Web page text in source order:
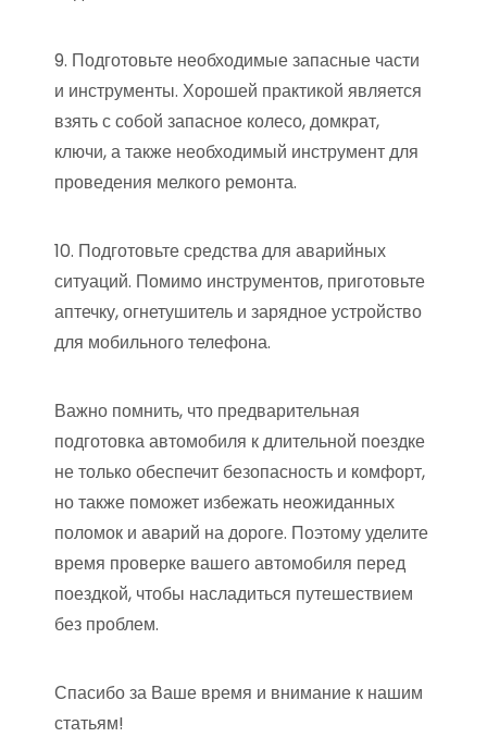
9. Подготовьте необходимые запасные части
и инструменты. Хорошей практикой является
взять с собой запасное колесо, домкрат,
ключи, а также необходимый инструмент для
проведения мелкого ремонта.
10. Подготовьте средства для аварийных
ситуаций. Помимо инструментов, приготовьте
аптечку, огнетушитель и зарядное устройство
для мобильного телефона.
Важно помнить, что предварительная
подготовка автомобиля к длительной поездке
не только обеспечит безопасность и комфорт,
но также поможет избежать неожиданных
поломок и аварий на дороге. Поэтому уделите
время проверке вашего автомобиля перед
поездкой, чтобы насладиться путешествием
без проблем.
Спасибо за Ваше время и внимание к нашим
статьям!